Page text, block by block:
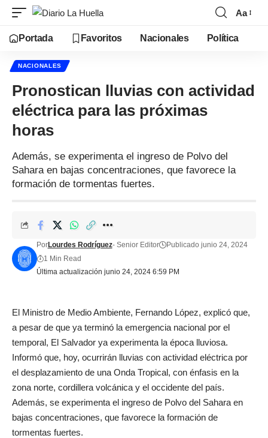
Aa
Portada Favoritos Nacionales Política
NACIONALES
Pronostican lluvias con actividad
eléctrica para las próximas
horas
Además, se experimenta el ingreso de Polvo del
Sahara en bajas concentraciones, que favorece la
formación de tormentas fuertes.
Última actualización junio 24, 2024 6:59 PM
PorLourdes Rodríguez- Senior Editor
Publicado junio 24, 2024
1 Min Read
El Ministro de Medio Ambiente, Fernando López, explicó que,
a pesar de que ya terminó la emergencia nacional por el
temporal, El Salvador ya experimenta la época lluviosa.
Informó que, hoy, ocurrirán lluvias con actividad eléctrica por
el desplazamiento de una Onda Tropical, con énfasis en la
zona norte, cordillera volcánica y el occidente del país.
Además, se experimenta el ingreso de Polvo del Sahara en
bajas concentraciones, que favorece la formación de
tormentas fuertes.